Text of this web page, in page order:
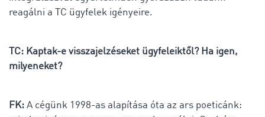
reagálni a TC ügyfelek igényeire.
TC: Kaptak-e visszajelzéseket ügyfeleiktől? Ha igen,
milyeneket?
FK: A cégünk 1998-as alapítása óta az ars poeticánk: